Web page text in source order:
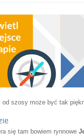
od szosy może być tak
się tam bowiem rynnowe